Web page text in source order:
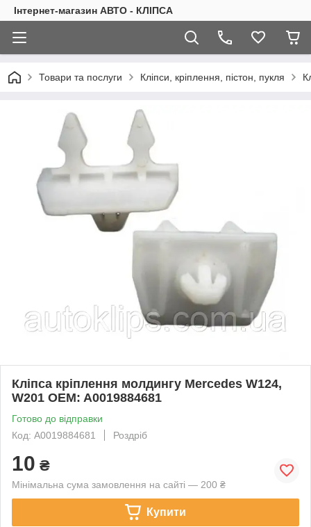
Інтернет-магазин АВТО - КЛІПСА
Товари та послуги Кліпси, кріплення, пістон, пукля
Кліпса кріплення молдингу Mercedes W124,
W201 OEM: A0019884681
Готово до відправки
Код: A0019884681
Роздріб
10 ₴
Мінімальна сума замовлення на сайті — 200 ₴
Купити